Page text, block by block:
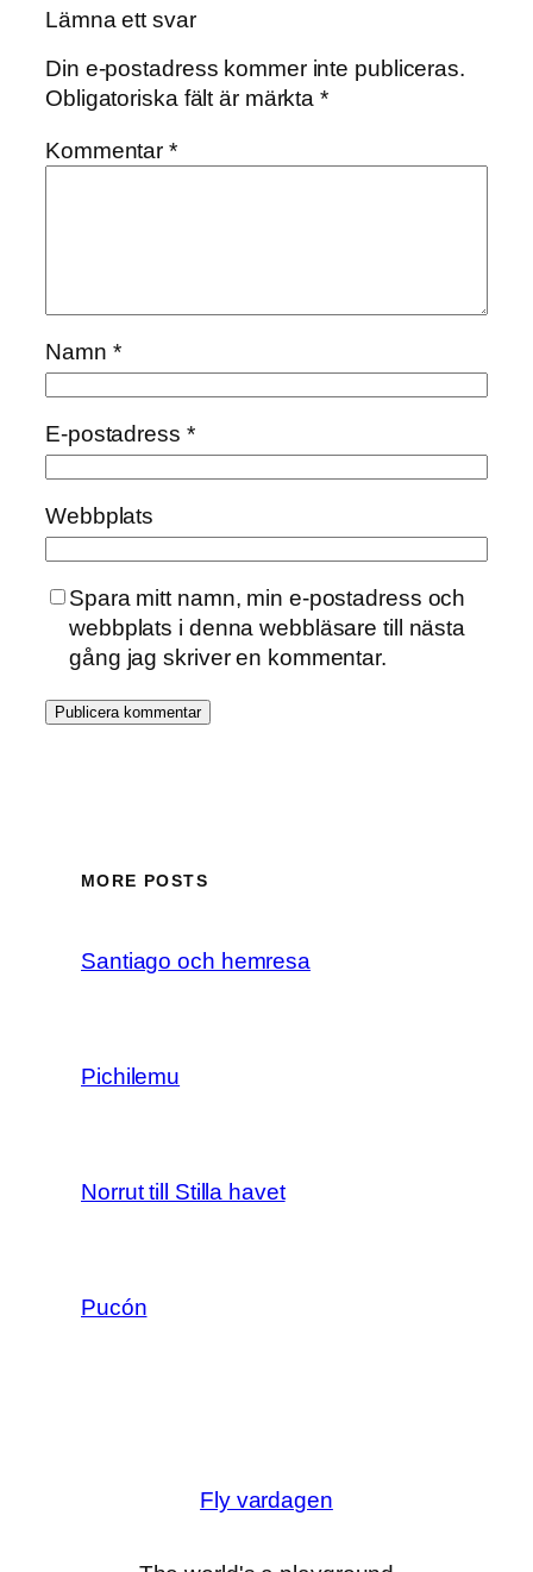
Lämna ett svar
Din e-postadress kommer inte publiceras.
Obligatoriska fält är märkta*
Kommentar*
Namn *
E-postadress *
Webbplats
Spara mitt namn, min e-postadress och
webbplats i denna webbläsare till nästa
gång jag skriver en kommentar.
MORE POSTS
Santiago och hemresa
Pichilemu
Norrut till Stilla havet
Pucón
Fly vardagen